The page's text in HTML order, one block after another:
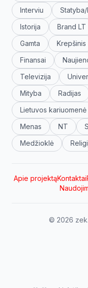
Interviu
Statyba/
Istorija
Brand LT
Gamta
Krepšinis
Finansai
Televizija
Mityba
Radijas
Lietuvos kariuomenė
Menas
NT
Medžioklė
Apie projektąKontaktai
© 2026